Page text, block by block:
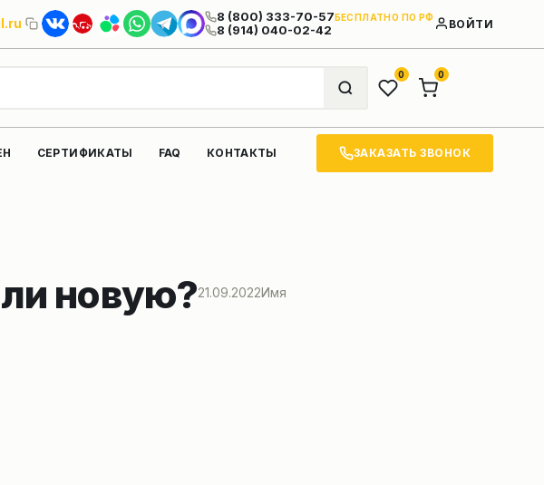
8 (800) 333-70-57БЕСПЛАТНО ПО РФ
8 (914) 040-02-42 ВОЙТИ
0 0
СЕРТИФИКАТЫ FAQ КОНТАКТЫ ЗАКАЗАТЬ ЗВОНОК
новую?21.09.2022Имя